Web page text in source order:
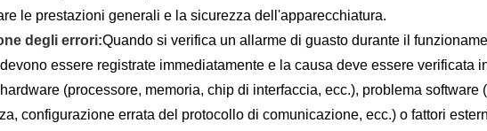
le prestazioni generali e la sicurezza dell'apparecchiatura.
degli errori:Quando si verifica un allarme di guasto durante il
essere registrate immediatamente e la causa deve essere verificata
(processore, memoria, chip di interfaccia, ecc.), problema software
configurazione errata del protocollo di comunicazione, ecc.) o fattori